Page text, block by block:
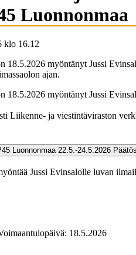
Luonnonmaa
klo 16.12
18.5.2026 myöntänyt Jussi
ajan.
18.5.2026 myöntänyt Jussi
Liikenne- ja viestintäviraston
Luonnonmaa 22.5.-24.5.2026 Päätös
Jussi Evinsalolle luvan
18.5.2026